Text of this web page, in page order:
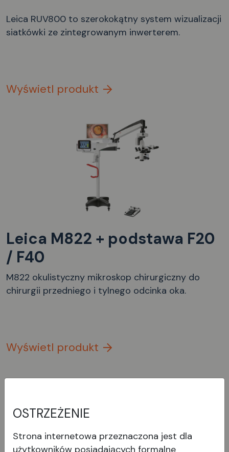
Leica RUV800 to szerokokątny system wizualizacji
siatkówki ze zintegrowanym inwerterem.
Wyświetl produkt
Leica M822 + podstawa F20
/ F40
M822 okulistyczny mikroskop chirurgiczny do
chirurgii przedniego i tylnego odcinka oka.
Wyświetl produkt
OSTRZEŻENIE
Strona internetowa przeznaczona jest dla
użytkowników posiadających formalne